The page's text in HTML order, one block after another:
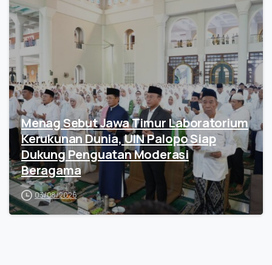
Menag Sebut Jawa Timur Laboratorium
Kerukunan Dunia, UIN Palopo Siap
Dukung Penguatan Moderasi
Beragama
03/08/2026